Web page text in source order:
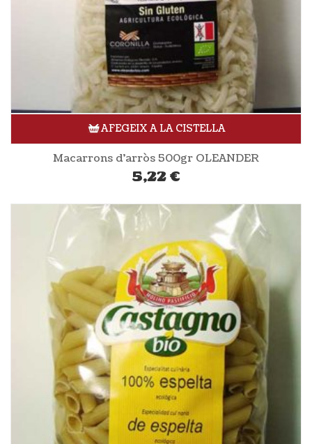
AFEGEIX A LA CISTELLA
Macarrons d’arròs 500gr OLEANDER
5,22€